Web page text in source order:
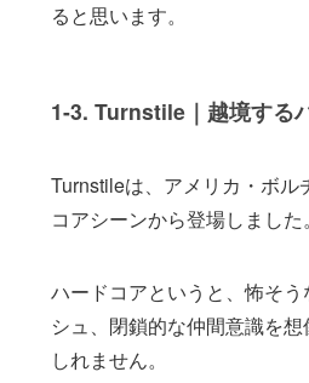
ると思います。
1-3. Turnstile｜越境する
Turnstileは、アメリカ・ボル
コアシーンから登場しました。
ハードコアというと、怖そ
シュ、閉鎖的な仲間意識を
しれません。